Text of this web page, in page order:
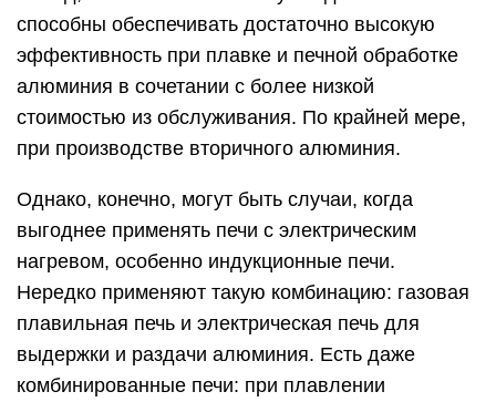
способны обеспечивать достаточно высокую
эффективность при плавке и печной обработке
алюминия в сочетании с более низкой
стоимостью из обслуживания. По крайней мере,
при производстве вторичного алюминия.
Однако, конечно, могут быть случаи, когда
выгоднее применять печи с электрическим
нагревом, особенно индукционные печи.
Нередко применяют такую комбинацию: газовая
плавильная печь и электрическая печь для
выдержки и раздачи алюминия. Есть даже
комбинированные печи: при плавлении